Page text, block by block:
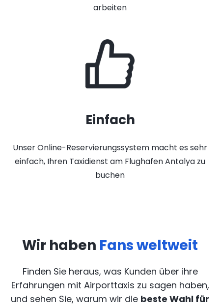
arbeiten
Einfach
Unser Online-Reservierungssystem macht es sehr
einfach, Ihren Taxidienst am Flughafen Antalya zu
buchen
Wir haben Fans weltweit
Finden Sie heraus, was Kunden über ihre
Erfahrungen mit Airporttaxis zu sagen haben,
und sehen Sie, warum wir die beste Wahl für